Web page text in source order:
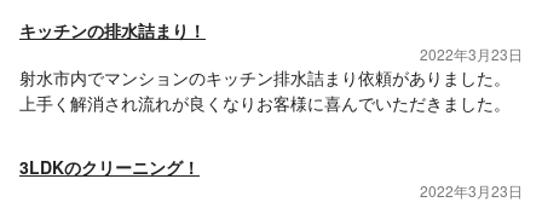
キッチンの排水詰まり！
2022年3月23日
射水市内でマンションのキッチン排水詰まり依頼がありました。
上手く解消され流れが良くなりお客様に喜んでいただきました。
3LDKのクリーニング！
2022年3月23日